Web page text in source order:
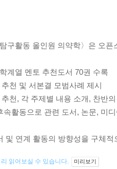
탐구활동 올인원 의약학〉은 오
계열 멘토 추천도서 70권 수록
천 및 서본결 모범사례 제시
천, 각 주제별 내용 소개, 찬반
속활동으로 관련 도서, 논문, 미
및 연계 활동의 방향성을 구체
읽어보실 수 있습니다. 미리보기